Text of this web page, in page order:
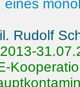
eines
Rudolf